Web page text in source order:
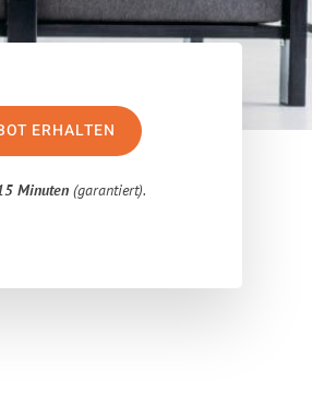
ERHALTEN
Minuten (garantiert).